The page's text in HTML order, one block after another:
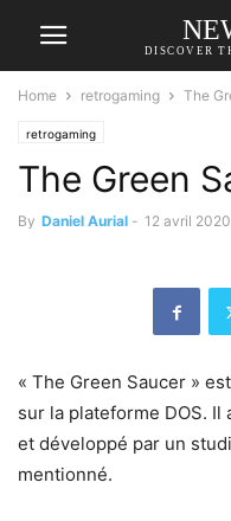
DISCOVER
Home retrogaming The
retrogaming
The Green
By Daniel Aurial - 12 avril 2020
« The Green Saucer »
sur la plateforme DOS.
et développé par un
mentionné.